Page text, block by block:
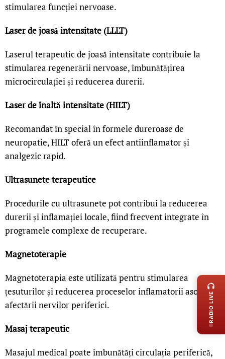
stimularea funcției nervoase.
Laser de joasă intensitate (LLLT)
Laserul terapeutic de joasă intensitate contribuie la
stimularea regenerării nervoase, îmbunătățirea
microcirculației și reducerea durerii.
Laser de înaltă intensitate (HILT)
Recomandat în special în formele dureroase de
neuropatie, HILT oferă un efect antiinflamator și
analgezic rapid.
Ultrasunete terapeutice
Procedurile cu ultrasunete pot contribui la reducerea
durerii și inflamației locale, fiind frecvent integrate în
programele complexe de recuperare.
Magnetoterapie
Magnetoterapia este utilizată pentru stimularea
țesuturilor și reducerea proceselor inflamatorii asociate
afectării nervilor periferici.
Masaj terapeutic
Masajul medical poate îmbunătăți circulația periferică,
RADIO LIVE